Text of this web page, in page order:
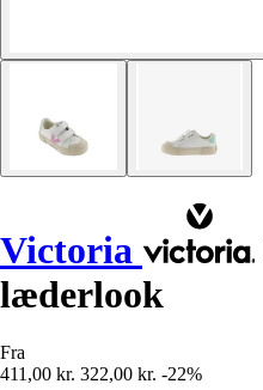
Victoria
læderlook
Fra
411,00 kr. 322,00 kr. -22%